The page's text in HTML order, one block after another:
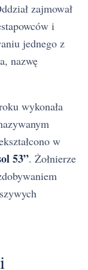
zajmował
i
jednego z
nazwę
wykonała
w
53”. Żołnierze